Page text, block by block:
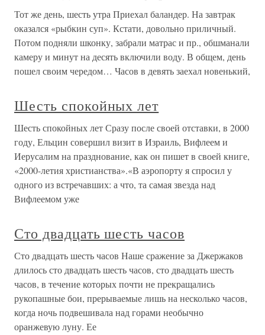
Тот же день, шесть утра Приехал баландер. На завтрак
оказался «рыбкин суп». Кстати, довольно приличный.
Потом подняли шконку, забрали матрас и пр., обшманали
камеру и минут на десять включили воду. В общем, день
пошел своим чередом… Часов в девять заехал новенький,
Шесть спокойных лет
Шесть спокойных лет Сразу после своей отставки, в 2000
году, Ельцин совершил визит в Израиль, Вифлеем и
Иерусалим на празднование, как он пишет в своей книге,
«2000-летия христианства».«В аэропорту я спросил у
одного из встречавших: а что, та самая звезда над
Вифлеемом уже
Сто двадцать шесть часов
Сто двадцать шесть часов Наше сражение за Джержаков
длилось сто двадцать шесть часов, сто двадцать шесть
часов, в течение которых почти не прекращались
рукопашные бои, прерываемые лишь на несколько часов,
когда ночь подвешивала над горами необычно
оранжевую луну. Ее